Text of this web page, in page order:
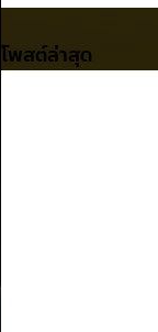
โพสต์ล่าสุด